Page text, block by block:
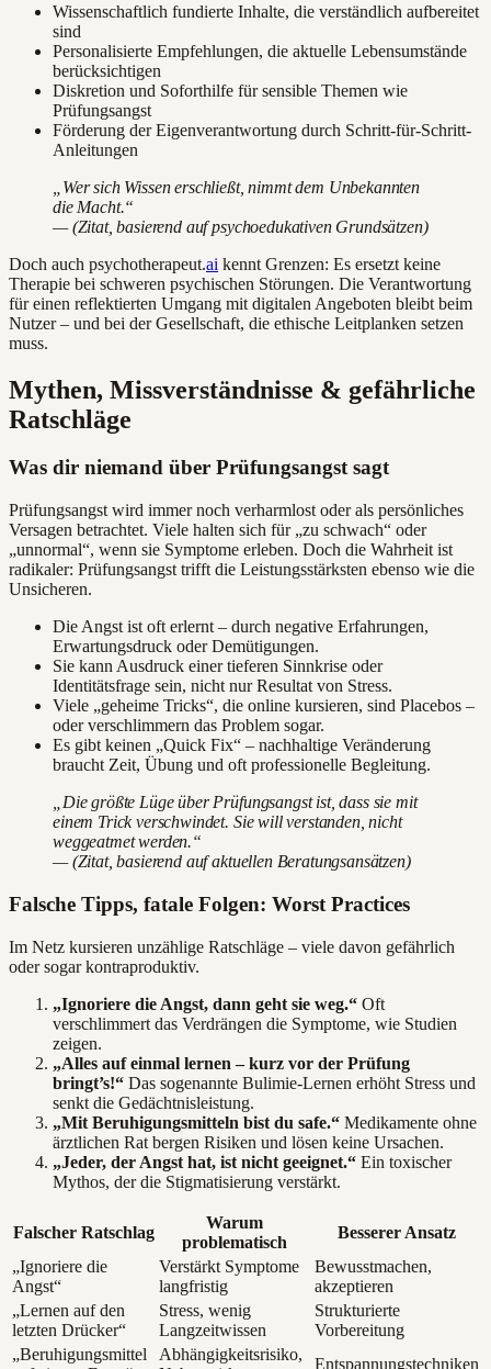
Wissenschaftlich fundierte Inhalte, die verständlich aufbereitet
sind
Personalisierte Empfehlungen, die aktuelle Lebensumstände
berücksichtigen
Diskretion und Soforthilfe für sensible Themen wie
Prüfungsangst
Förderung der Eigenverantwortung durch Schritt-für-Schritt-
Anleitungen
„Wer sich Wissen erschließt, nimmt dem Unbekannten
die Macht.“
— (Zitat, basierend auf psychoedukativen Grundsätzen)
Doch auch psychotherapeut.ai kennt Grenzen: Es ersetzt keine
Therapie bei schweren psychischen Störungen. Die Verantwortung
für einen reflektierten Umgang mit digitalen Angeboten bleibt beim
Nutzer – und bei der Gesellschaft, die ethische Leitplanken setzen
muss.
Mythen, Missverständnisse & gefährliche
Ratschläge
Was dir niemand über Prüfungsangst sagt
Prüfungsangst wird immer noch verharmlost oder als persönliches
Versagen betrachtet. Viele halten sich für „zu schwach“ oder
„unnormal“, wenn sie Symptome erleben. Doch die Wahrheit ist
radikaler: Prüfungsangst trifft die Leistungsstärksten ebenso wie die
Unsicheren.
Die Angst ist oft erlernt – durch negative Erfahrungen,
Erwartungsdruck oder Demütigungen.
Sie kann Ausdruck einer tieferen Sinnkrise oder
Identitätsfrage sein, nicht nur Resultat von Stress.
Viele „geheime Tricks“, die online kursieren, sind Placebos –
oder verschlimmern das Problem sogar.
Es gibt keinen „Quick Fix“ – nachhaltige Veränderung
braucht Zeit, Übung und oft professionelle Begleitung.
„Die größte Lüge über Prüfungsangst ist, dass sie mit
einem Trick verschwindet. Sie will verstanden, nicht
weggeatmet werden.“
— (Zitat, basierend auf aktuellen Beratungsansätzen)
Falsche Tipps, fatale Folgen: Worst Practices
Im Netz kursieren unzählige Ratschläge – viele davon gefährlich
oder sogar kontraproduktiv.
„Ignoriere die Angst, dann geht sie weg.“ Oft
verschlimmert das Verdrängen die Symptome, wie Studien
zeigen.
„Alles auf einmal lernen – kurz vor der Prüfung
bringt’s!“ Das sogenannte Bulimie-Lernen erhöht Stress und
senkt die Gedächtnisleistung.
„Mit Beruhigungsmitteln bist du safe.“ Medikamente ohne
ärztlichen Rat bergen Risiken und lösen keine Ursachen.
„Jeder, der Angst hat, ist nicht geeignet.“ Ein toxischer
Mythos, der die Stigmatisierung verstärkt.
Falscher Ratschlag
Warum
problematisch
Besserer Ansatz
„Ignoriere die
Angst“
Verstärkt Symptome
langfristig
Bewusstmachen,
akzeptieren
„Lernen auf den
letzten Drücker“
Stress, wenig
Langzeitwissen
Strukturierte
Vorbereitung
„Beruhigungsmittel
Abhängigkeitsrisiko,
Entspannungstechniken